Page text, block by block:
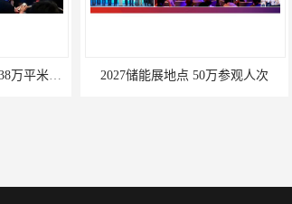
2027储能展地点 50万参观人次 中国隆